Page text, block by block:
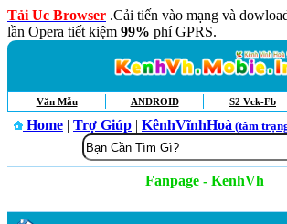
Tải Uc Browser .Cải tiến vào mạng và
lần Opera tiết kiệm 99% phí GPRS.
Văn Mẫu ANDROID S2 Vck-Fb
Home | Trợ Giúp | KênhVĩnhHoà (tâm
Fanpage - KenhVh